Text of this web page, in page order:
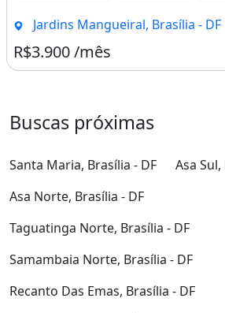
Jardins Mangueiral, Brasília - DF
R$3.900 /mês
Buscas próximas
Santa Maria, Brasília - DF
Asa
Asa Norte, Brasília - DF
Taguatinga Norte, Brasília - DF
Samambaia Norte, Brasília - DF
Recanto Das Emas, Brasília - DF